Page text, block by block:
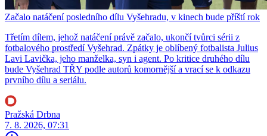
Začalo natáčení posledního dílu Vyšehradu, v kinech bude příští rok
Třetím dílem, jehož natáčení právě začalo, ukončí tvůrci sérii z
fotbalového prostředí Vyšehrad. Zpátky je oblíbený fotbalista Julius
Lavi Lavička, jeho manželka, syn i agent. Po kritice druhého dílu
bude Vyšehrad TŘY podle autorů komornější a vrací se k odkazu
prvního dílu a seriálu.
Pražská Drbna
7. 8. 2026, 07:31